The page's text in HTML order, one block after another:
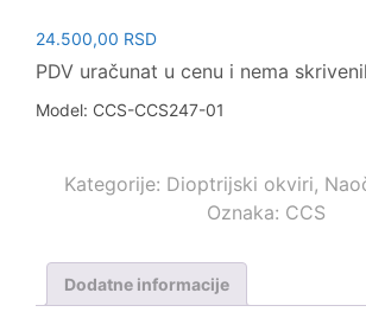
24.500,00 RSD
PDV uračunat u cenu i nema
Model: CCS-CCS247-01
Kategorije: Dioptrijski okviri,
Oznaka: CCS
Dodatne informacije